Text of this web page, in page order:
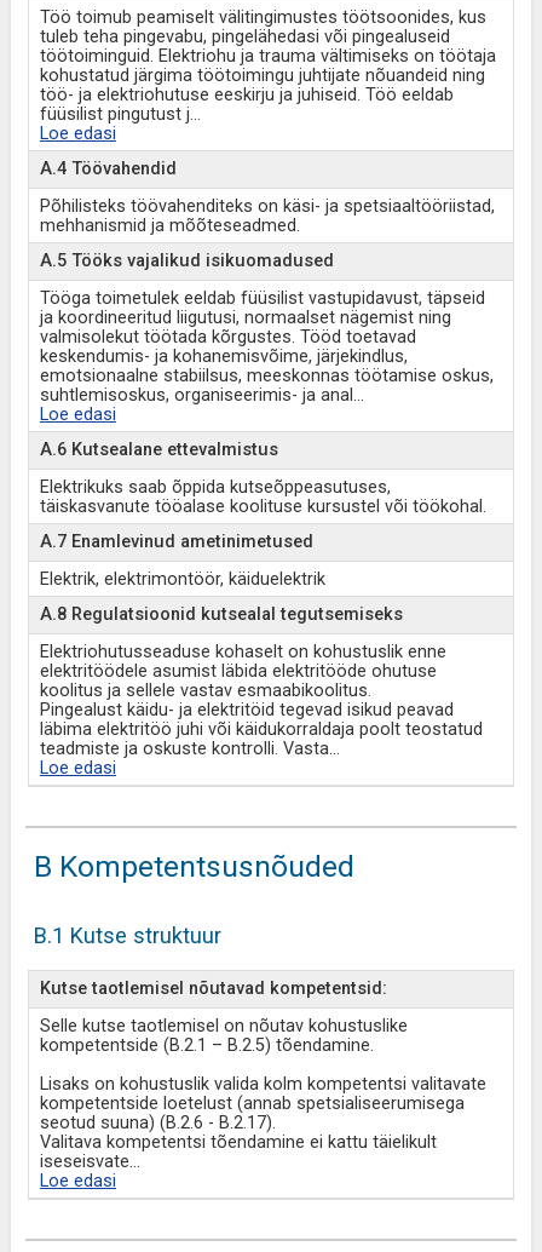
Töö toimub peamiselt välitingimustes töötsoonides, kus
tuleb teha pingevabu, pingelähedasi või pingealuseid
töötoiminguid. Elektriohu ja trauma vältimiseks on töötaja
kohustatud järgima töötoimingu juhtijate nõuandeid ning
töö- ja elektriohutuse eeskirju ja juhiseid. Töö eeldab
füüsilist pingutust j...
Loe edasi
A.4 Töövahendid
Põhilisteks töövahenditeks on käsi- ja spetsiaaltööriistad,
mehhanismid ja mõõteseadmed.
A.5 Tööks vajalikud isikuomadused
Tööga toimetulek eeldab füüsilist vastupidavust, täpseid
ja koordineeritud liigutusi, normaalset nägemist ning
valmisolekut töötada kõrgustes. Tööd toetavad
keskendumis- ja kohanemisvõime, järjekindlus,
emotsionaalne stabiilsus, meeskonnas töötamise oskus,
suhtlemisoskus, organiseerimis- ja anal...
Loe edasi
A.6 Kutsealane ettevalmistus
Elektrikuks saab õppida kutseõppeasutuses,
täiskasvanute tööalase koolituse kursustel või töökohal.
A.7 Enamlevinud ametinimetused
Elektrik, elektrimontöör, käiduelektrik
A.8 Regulatsioonid kutsealal tegutsemiseks
Elektriohutusseaduse kohaselt on kohustuslik enne
elektritöödele asumist läbida elektritööde ohutuse
koolitus ja sellele vastav esmaabikoolitus.
Pingealust käidu- ja elektritöid tegevad isikud peavad
läbima elektritöö juhi või käidukorraldaja poolt teostatud
teadmiste ja oskuste kontrolli. Vasta...
Loe edasi
B Kompetentsusnõuded
B.1 Kutse struktuur
Kutse taotlemisel nõutavad kompetentsid:
Selle kutse taotlemisel on nõutav kohustuslike
kompetentside (B.2.1 – B.2.5) tõendamine.
Lisaks on kohustuslik valida kolm kompetentsi valitavate
kompetentside loetelust (annab spetsialiseerumisega
seotud suuna) (B.2.6 - B.2.17).
Valitava kompetentsi tõendamine ei kattu täielikult
iseseisvate...
Loe edasi